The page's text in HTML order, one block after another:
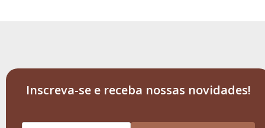
Inscreva-se e receba nossas novidades!